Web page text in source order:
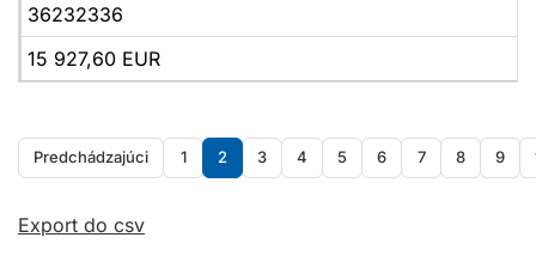
36232336
15 927,60 EUR
Predchádzajúci 1 2 3 4 5 6 7 8 9
Export do csv